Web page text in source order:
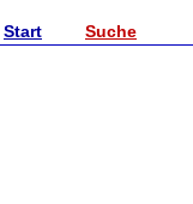
Start Suche